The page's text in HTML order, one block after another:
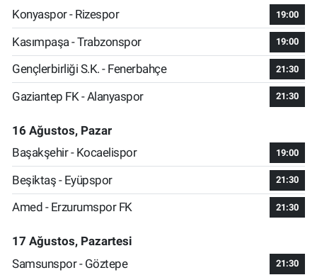
Konyaspor - Rizespor
19:00
Kasımpaşa - Trabzonspor 19:00
Gençlerbirliği S.K. - Fenerbahçe 21:30
Gaziantep FK - Alanyaspor 21:30
16 Ağustos, Pazar
Başakşehir - Kocaelispor
19:00
Beşiktaş - Eyüpspor 21:30
Amed - Erzurumspor FK 21:30
17 Ağustos, Pazartesi
Samsunspor - Göztepe
21:30